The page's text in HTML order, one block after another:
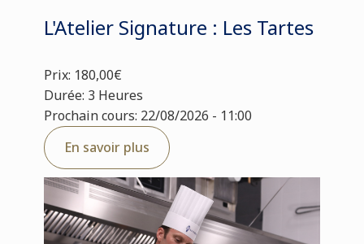
L'Atelier Signature : Les Tartes
Prix: 180,00€
Durée: 3 Heures
Prochain cours: 22/08/2026 - 11:00
En savoir plus